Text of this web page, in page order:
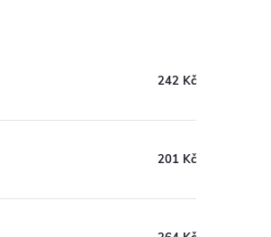
242 Kč
201 Kč